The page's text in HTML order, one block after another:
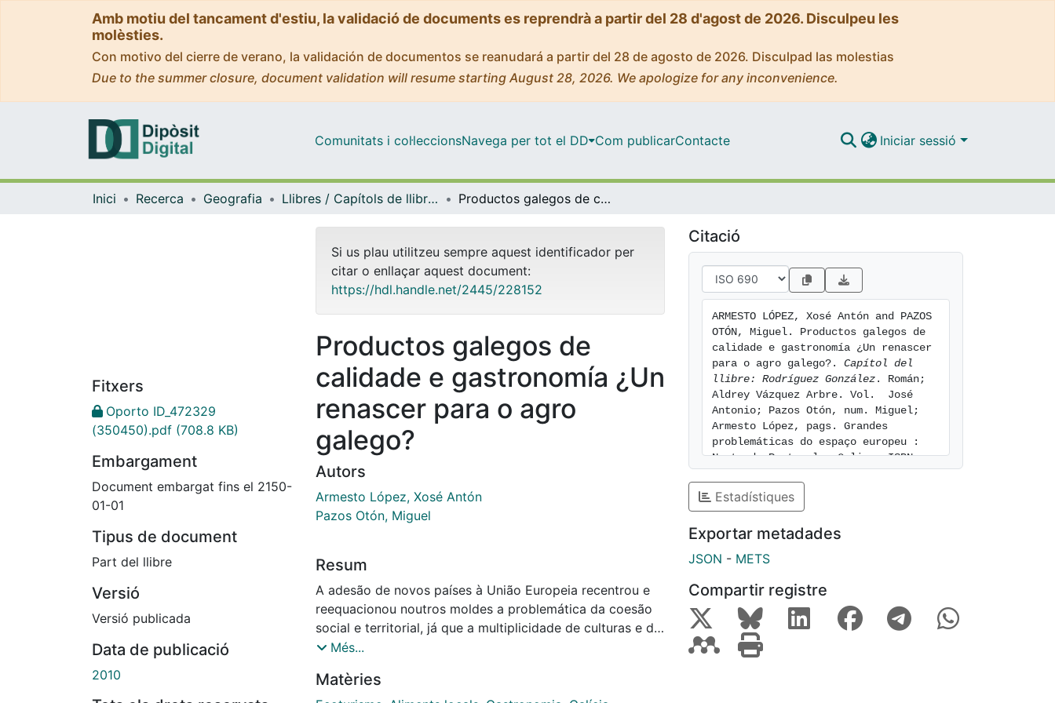
Amb motiu del tancament d'estiu, la validació de documents es reprendrà a partir del 28 d'agost de 2026. Disculpeu les
molèsties.
Con motivo del cierre de verano, la validación de documentos se reanudará a partir del 28 de agosto de 2026. Disculpad las molestias
Due to the summer closure, document validation will resume starting August 28, 2026. We apologize for any inconvenience.
Comunitats i col·leccionsNavega per tot el DD Com publicarContacte Iniciar sessió
Inici Recerca Geografia Llibres / Capítols de llibre (Geografia) Productos galegos de calidade e gastronomía ¿Un renascer para o agro galego?
Fitxers
Oporto ID_472329
(350450).pdf (708.8 KB)
Embargament
Document embargat fins el 2150-
01-01
Tipus de document
Part del llibre
Versió
Versió publicada
Data de publicació
2010
Si us plau utilitzeu sempre aquest identificador per
citar o enllaçar aquest document:
https://hdl.handle.net/2445/228152
Productos galegos de
calidade e gastronomía ¿Un
renascer para o agro
galego?
Autors
Armesto López, Xosé Antón
Pazos Otón, Miguel
Resum
A adesão de novos países à União Europeia recentrou e
reequacionou noutros moldes a problemática da coesão
social e territorial, já que a multiplicidade de culturas e de
percursos políticos da velha Europa e a pluralidade de
provavelmente, o principal desafio à construção da nova
Més...
Matèries
Citació
ARMESTO LÓPEZ, Xosé Antón and PAZOS
OTÓN, Miguel. Productos galegos de
calidade e gastronomía ¿Un renascer
para o agro galego?. Capítol del
llibre: Rodríguez González . Román;
Aldrey Vázquez Arbre. Vol.  José
Antonio; Pazos Otón, num. Miguel;
Armesto López, pags. Grandes
problemáticas do espaço europeu :
Norte de Portugal e Galiza. ISBN
August of 2026]. Available at:
https://hdl.handle.net/2445/228152
Estadístiques
Exportar metadades
JSON - METS
Compartir registre